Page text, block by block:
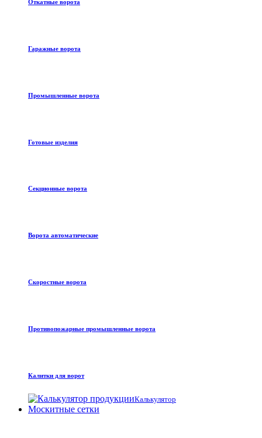
Откатные ворота
Гаражные ворота
Промышленные ворота
Готовые изделия
Секционные ворота
Ворота автоматические
Скоростные ворота
Противопожарные промышленные ворота
Калитки для ворот
Калькулятор
Москитные сетки